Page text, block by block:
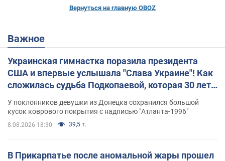
Вернуться на главную OBOZ
Важное
Украинская гимнастка поразила президента
США и впервые услышала "Слава Украине"! Как
сложилась судьба Подкопаевой, которая 30 лет
У поклонников девушки из Донецка сохранился большой
кусок коврового покрытия с надписью "Атланта-1996"
8.08.2026 18:30 39,5 т.
В Прикарпатье после аномальной жары прошел